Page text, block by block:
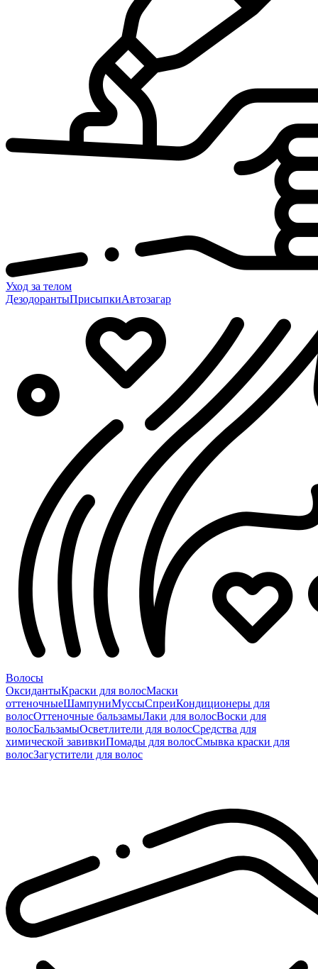
Уход за телом
ДезодорантыПрисыпкиАвтозагар
Волосы
ОксидантыКраски для волосМаски
оттеночныеШампуниМуссыСпреиКондиционеры для
волосОттеночные бальзамыЛаки для волосВоски для
волосБальзамыОсветлители для волосСредства для
химической завивкиПомады для волосСмывка краски для
волосЗагустители для волос